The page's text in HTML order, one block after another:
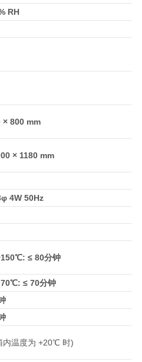
RH
× 800 mm
× 1180 mm
4W 50Hz
≤ 80分钟
≤ 70分钟
温度为 +20℃ 时)